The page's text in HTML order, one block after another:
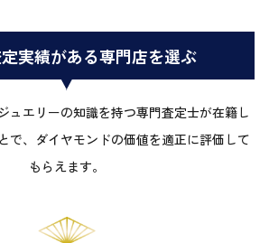
実績がある専門店を選ぶ
ュエリーの知識を持つ専門査定士が在籍し
で、ダイヤモンドの価値を適正に評価して
もらえます。